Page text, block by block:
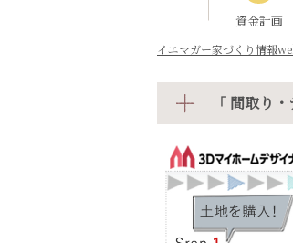
資金計画
イエマガー家づくり情報
「 間取り